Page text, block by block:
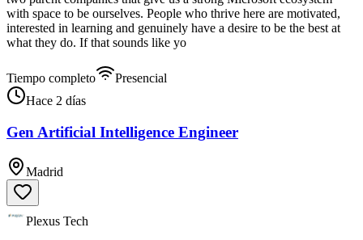
with space to be ourselves. People who thrive here are motivated,
interested in learning and genuinely have a desire to be the best at
what they do. If that sounds like yo
Tiempo completo
Presencial
Hace 2 días
Gen Artificial Intelligence Engineer
Madrid
Plexus Tech